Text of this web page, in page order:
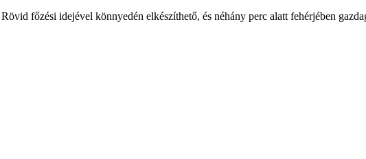
főzési idejével könnyedén elkészíthető, és néhány perc alatt fehérjében